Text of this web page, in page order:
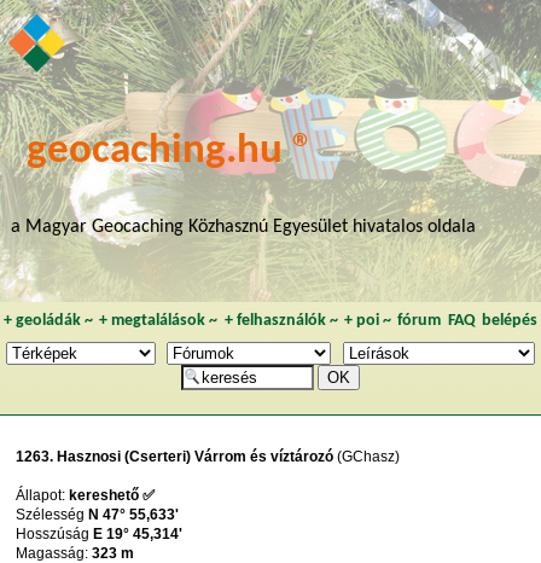
geocaching.hu ®
a Magyar Geocaching Közhasznú Egyesület hivatalos oldala
+ geoládák~ +megtalálások ~ + felhasználók~ + poi~ fórum FAQ belépés
1263. Hasznosi (Cserteri) Várrom és víztározó (GChasz)
Állapot:kereshető ✅
SzélességN 47° 55,633'
HosszúságE 19° 45,314'
Magasság:323 m